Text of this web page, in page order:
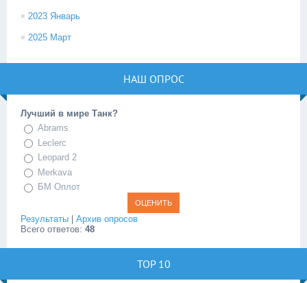
2023 Январь
2025 Март
НАШ ОПРОС
Лучший в мире Танк?
Abrams
Leclerc
Leopard 2
Merkava
БМ Оплот
Результаты
Архив опросов
Всего ответов: 48
TOP 10